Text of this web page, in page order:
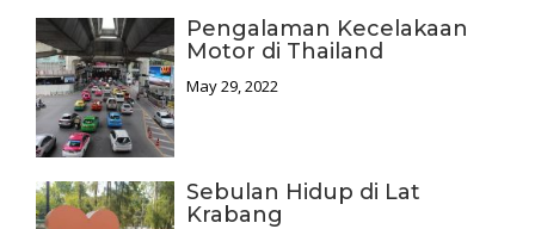
Pengalaman Kecelakaan
Motor di Thailand
May 29, 2022
Sebulan Hidup di Lat
Krabang